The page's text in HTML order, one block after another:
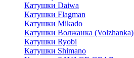
Катушки Daiwa
Катушки Flagman
Катушки Mikado
Катушки Волжанка (Volzhanka)
Катушки Ryobi
Катушки Shimano